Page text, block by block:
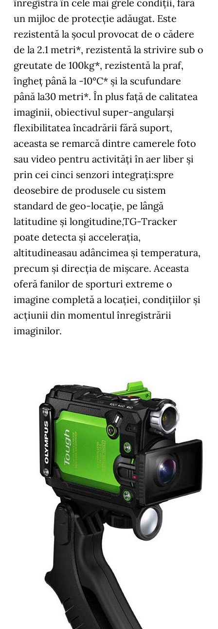
înregistra în cele mai grele condiţii, fără
un mijloc de protecţie adăugat. Este
rezistentă la şocul provocat de o cădere
de la 2.1 metri*, rezistentă la strivire sub o
greutate de 100kg*, rezistentă la praf,
îngheţ până la -10°C* şi la scufundare
până la30 metri*. În plus faţă de calitatea
imaginii, obiectivul super-angularşi
flexibilitatea încadrării fără suport,
aceasta se remarcă dintre camerele foto
sau video pentru activităţi în aer liber şi
prin cei cinci senzori integraţi:spre
deosebire de produsele cu sistem
standard de geo-locaţie, pe lângă
latitudine şi longitudine,TG-Tracker
poate detecta şi acceleraţia,
altitudineasau adâncimea şi temperatura,
precum şi direcţia de mişcare. Aceasta
oferă fanilor de sporturi extreme o
imagine completă a locaţiei, condiţiilor şi
acţiunii din momentul înregistrării
imaginilor.